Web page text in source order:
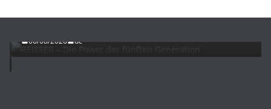
REISSER – Die Power der fünften Generation
06/08/2026 dc